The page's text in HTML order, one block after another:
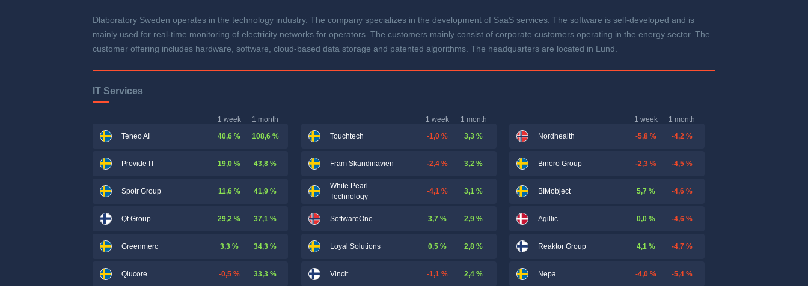
Dlaboratory Sweden operates in the technology industry. The company specializes in the development of SaaS services. The software is self-developed and is
mainly used for real-time monitoring of electricity networks for operators. The customers mainly consist of corporate customers operating in the energy sector. The
customer offering includes hardware, software, cloud-based data storage and patented algorithms. The headquarters are located in Lund.
IT Services
1 week
1 month
Teneo AI
40,6 % 108,6 %
Provide IT 19,0 % 43,8 %
Spotr Group 11,6 % 41,9 %
Qt Group 29,2 % 37,1 %
Greenmerc 3,3 % 34,3 %
Qlucore -0,5 % 33,3 %
1 week
1 month
Touchtech
-1,0 % 3,3 %
Fram Skandinavien -2,4 % 3,2 %
White Pearl
Technology
-4,1 % 3,1 %
SoftwareOne 3,7 % 2,9 %
Loyal Solutions 0,5 % 2,8 %
Vincit -1,1 % 2,4 %
1 week
1 month
Nordhealth
-5,8 % -4,2 %
Binero Group -2,3 % -4,5 %
BIMobject 5,7 % -4,6 %
Agillic 0,0 % -4,6 %
Reaktor Group 4,1 % -4,7 %
Nepa -4,0 % -5,4 %